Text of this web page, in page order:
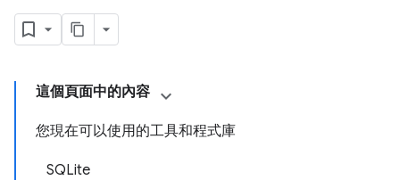
這個頁面中的內容
您現在可以使用的工具和程式庫
SQLite